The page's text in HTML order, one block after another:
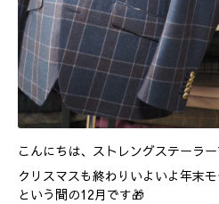
こんにちは、ストレングステーラー
クリスマスも終わりいよいよ年末
という間の12月です🎁